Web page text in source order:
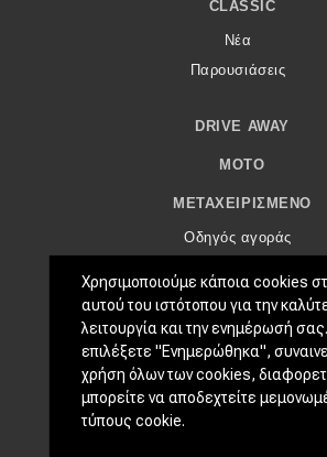
CLASSIC
Νέα
Παρουσιάσεις
DRIVE AWAY
MOTO
ΜΕΤΑΧΕΙΡΙΣΜΈΝΟ
Οδηγός αγοράς
ΧΡΗΣΤΙΚΆ
Συμβουλές
ΚΤΕΟ
Χρησιμοποιούμε κάποια cookies
αυτού του ιστότοπου για την
λειτουργία και την ενημέρωσή
επιλέξετε "Ενημερώθηκα",
χρήση όλων των cookies,
μπορείτε να αποδεχτείτε
τύπους cookie.